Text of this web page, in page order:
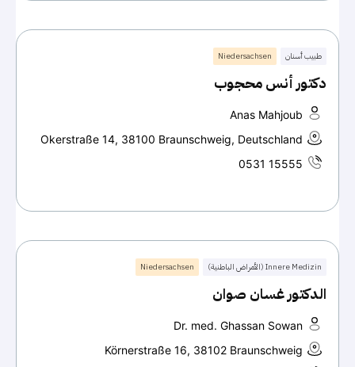
طبيب أسنان Niedersachsen
دكتور أنس محجوب
Anas Mahjoub
Okerstraße 14, 38100 Braunschweig, Deutschland
0531 15555
Innere Medizin (الأمراض الباطنية) Niedersachsen
الدكتور غسان صوان
Dr. med. Ghassan Sowan
Körnerstraße 16, 38102 Braunschweig